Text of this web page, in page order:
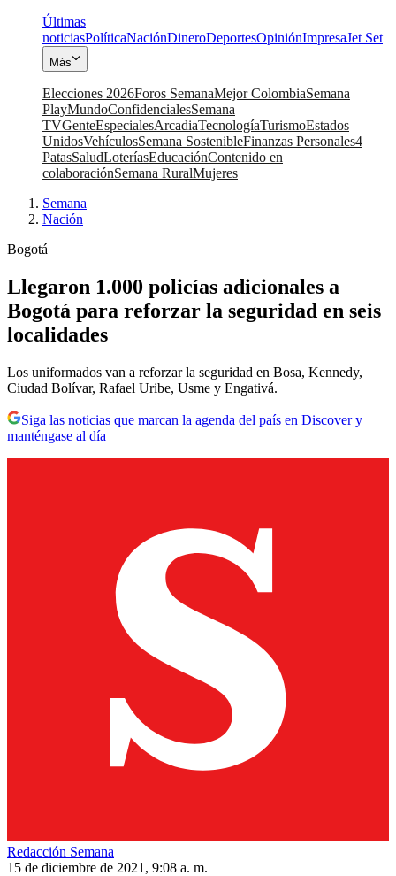
Últimas
noticiasPolíticaNaciónDineroDeportesOpiniónImpresaJet Set
Más
Elecciones 2026Foros SemanaMejor ColombiaSemana
PlayMundoConfidencialesSemana
TVGenteEspecialesArcadiaTecnologíaTurismoEstados
UnidosVehículosSemana SostenibleFinanzas Personales4
PatasSaludLoteríasEducaciónContenido en
colaboraciónSemana RuralMujeres
Semana|
Nación
Bogotá
Llegaron 1.000 policías adicionales a
Bogotá para reforzar la seguridad en seis
localidades
Los uniformados van a reforzar la seguridad en Bosa, Kennedy,
Ciudad Bolívar, Rafael Uribe, Usme y Engativá.
Siga las noticias que marcan la agenda del país en Discover y
manténgase al día
Redacción Semana
15 de diciembre de 2021, 9:08 a. m.